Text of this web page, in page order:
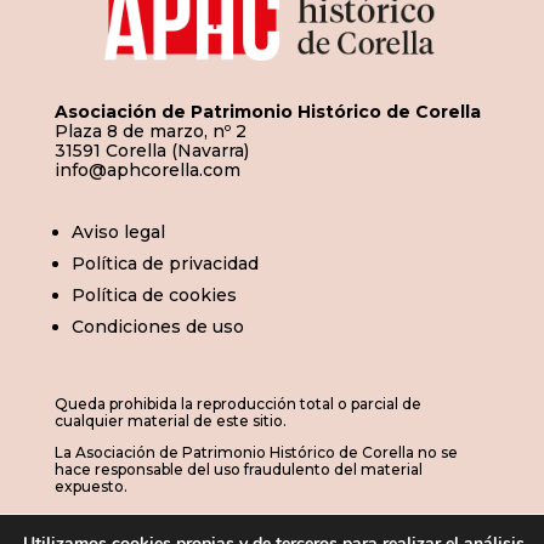
Asociación de Patrimonio Histórico de Corella
Plaza 8 de marzo, nº 2
31591 Corella (Navarra)
info@aphcorella.com
Aviso legal
Política de privacidad
Política de cookies
Condiciones de uso
Queda prohibida la reproducción total o parcial de
cualquier material de este sitio.
La Asociación de Patrimonio Histórico de Corella no se
hace responsable del uso fraudulento del material
expuesto.